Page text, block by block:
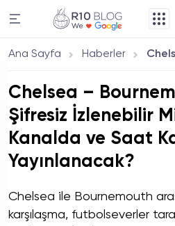
Ana Sayfa Haberler
Chelsea –
Şifresiz İzlenebilir
Kanalda ve Saat
Yayınlanacak?
Chelsea ile Bournemouth
karşılaşma, futbolseverler